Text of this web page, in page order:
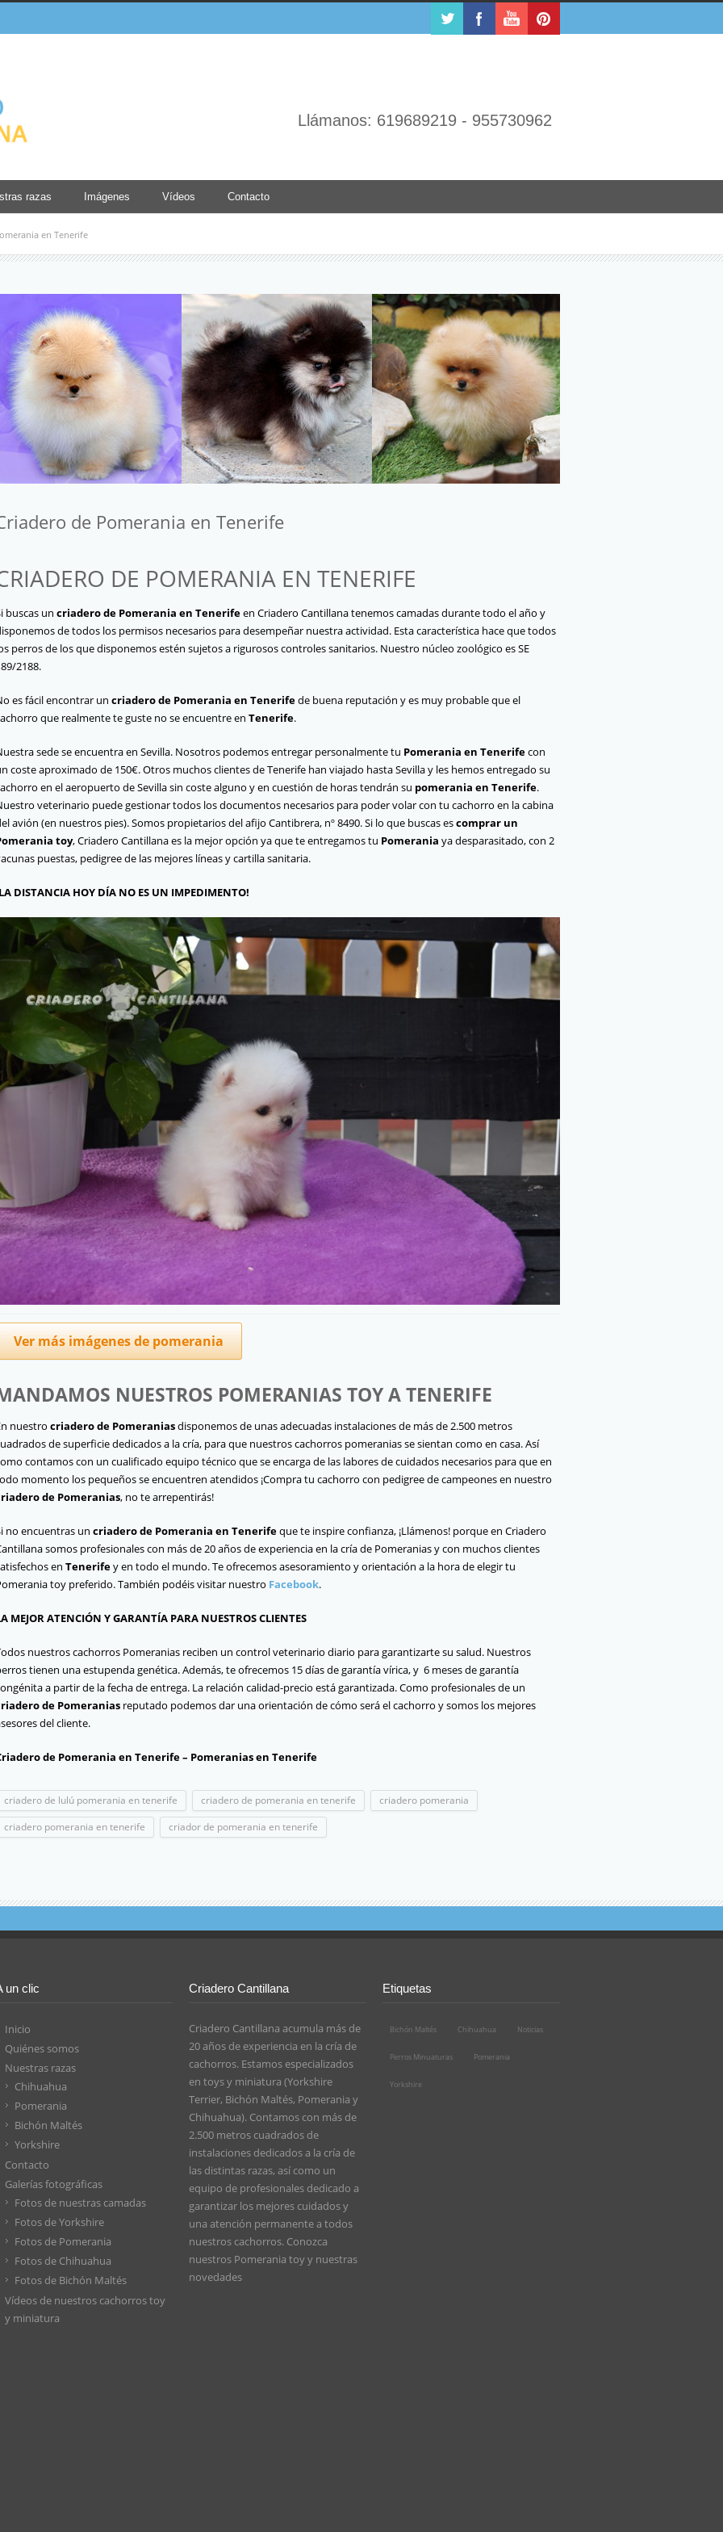
Llámanos: 619689219 - 955730962
razas Imágenes Vídeos Contacto
en Tenerife
de Pomerania en Tenerife
DE POMERANIA EN TENERIFE
buscas un criadero de Pomerania en Tenerifeen Criadero Cantillana tenemos camadas durante todo el año y
de todos los permisos necesarios para desempeñar nuestra actividad. Esta característica hace que todos
perros de los que disponemos estén sujetos a rigurosos controles sanitarios. Nuestro núcleo zoológico es SE
2188.
es fácil encontrar un criadero de Pomerania en Tenerifede buena reputación y es muy probable que el
que realmente te guste no se encuentre en Tenerife.
sede se encuentra en Sevilla. Nosotros podemos entregar personalmente tu Pomerania en Tenerifecon
coste aproximado de 150€. Otros muchos clientes de Tenerife han viajado hasta Sevilla y les hemos entregado su
en el aeropuerto de Sevilla sin coste alguno y en cuestión de horas tendrán su pomerania en Tenerife.
veterinario puede gestionar todos los documentos necesarios para poder volar con tu cachorro en la cabina
avión (en nuestros pies). Somos propietarios del afijo Cantibrera, nº 8490. Si lo que buscas escomprar un
toy, Criadero Cantillana es la mejor opción ya que te entregamos tu Pomerania ya desparasitado, con 2
puestas, pedigree de las mejores líneas y cartilla sanitaria.
DISTANCIA HOY DÍA NO ES UN IMPEDIMENTO!
Ver más imágenes de pomerania
NUESTROS POMERANIAS TOY ATENERIFE
nuestro criadero de Pomeraniasdisponemos de unas adecuadas instalaciones de más de 2.500 metros
de superficie dedicados a la cría, para que nuestros cachorros pomeranias se sientan como en casa. Así
contamos con un cualificado equipo técnico que se encarga de las labores de cuidados necesarios para que en
momento los pequeños se encuentren atendidos ¡Compra tu cachorro con pedigree de campeones en nuestro
de Pomeranias, no te arrepentirás!
no encuentras un criadero de Pomerania en Tenerifeque te inspire confianza, ¡Llámenos! porque en Criadero
somos profesionales con más de 20 años de experiencia en la cría de Pomeranias y con muchos clientes
en Tenerifey en todo el mundo. Te ofrecemos asesoramiento y orientación a la hora de elegir tu
toy preferido. También podéis visitar nuestro Facebook.
MEJOR ATENCIÓN Y GARANTÍA PARA NUESTROS CLIENTES
nuestros cachorros Pomeranias reciben un control veterinario diario para garantizarte su salud. Nuestros
tienen una estupenda genética. Además, te ofrecemos 15 días de garantía vírica, y 6 meses de garantía
a partir de la fecha de entrega. La relación calidad-precio está garantizada. Como profesionales de un
de Pomeranias reputado podemos dar una orientación de cómo será el cachorro y somos los mejores
del cliente.
de Pomerania en Tenerife – Pomeranias en Tenerife
criadero de lulú pomerania en tenerife criadero de pomerania en tenerife
criadero pomerania
criadero pomerania en tenerife
criador de pomerania en tenerife
un clic
Inicio
Quiénes somos
Nuestras razas
Chihuahua
Pomerania
Bichón Maltés
Yorkshire
Contacto
Galerías fotográficas
Fotos de nuestras camadas
Fotos de Yorkshire
Fotos de Pomerania
Fotos de Chihuahua
Fotos de Bichón Maltés
Vídeos de nuestros cachorros toy
y miniatura
Criadero Cantillana
Criadero Cantillana acumula más de
20 años de experiencia en la cría de
cachorros. Estamos especializados
en toys y miniatura (Yorkshire
Terrier, Bichón Maltés, Pomerania y
Chihuahua). Contamos con más de
2.500 metros cuadrados de
instalaciones dedicados a la cría de
las distintas razas, así como un
equipo de profesionales dedicado a
garantizar los mejores cuidados y
una atención permanente a todos
nuestros cachorros. Conozca
nuestros Pomerania toyy nuestras
novedades
Etiquetas
Bichón Maltés Chihuahua Noticias
Perros Minuaturas Pomerania
Yorkshire